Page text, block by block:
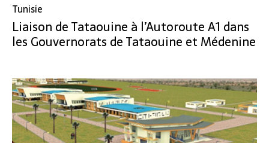
Tunisie
Liaison de Tataouine à l’Autoroute A1 dans
les Gouvernorats de Tataouine et Médenine